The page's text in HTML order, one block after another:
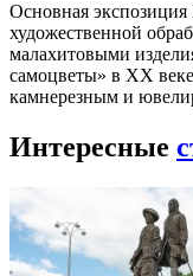
Основная экспозиция
художественной
малахитовыми
самоцветы» в XX
камнерезным и
Интересные